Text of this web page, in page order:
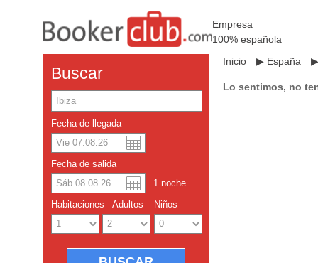
Empresa
100% española
Buscar
Fecha de llegada
Fecha de salida
1 noche
Habitaciones Adultos Niños
Inicio ▶ España
Lo sentimos, no